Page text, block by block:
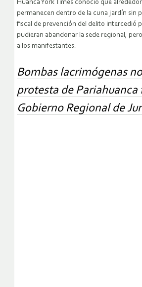
Huanca York Times conoció que
permanecen dentro de la cuna jardín sin
fiscal de prevención del delito intercedió
pudieran abandonar la sede regional,
a los manifestantes.
Bombas lacrimógenas
protesta de Pariahuanca
Gobierno Regional de